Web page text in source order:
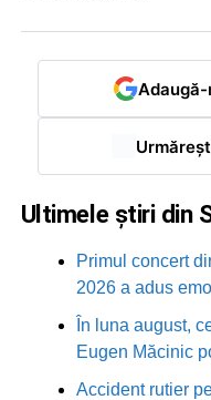
Ultimele știri din
Primul concert
2026 a adus
În luna august,
Eugen Măcinic
Accident rutier